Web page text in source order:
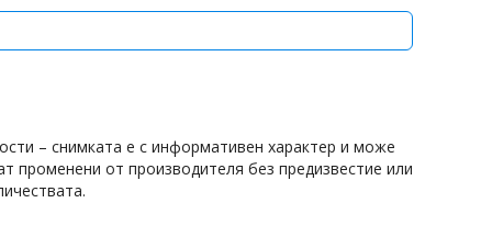
– снимката е с информативен характер и може
променени от производителя без предизвестие или